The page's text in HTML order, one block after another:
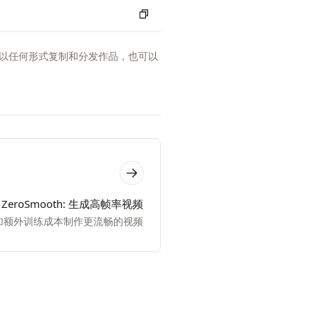
任何形式复制和分发作品，也可以
ZeroSmooth: 生成高帧率视频
额外训练成本制作更流畅的视频